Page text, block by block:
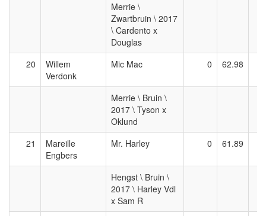
Merrie \
Zwartbruin \ 2017
\ Cardento x
Douglas
20
Willem
Verdonk
Mic Mac 0 62.98
Merrie \ Bruin \
2017 \ Tyson x
Oklund
21
Mareille
Engbers
Mr. Harley 0 61.89
Hengst \ Bruin \
2017 \ Harley Vdl
x Sam R